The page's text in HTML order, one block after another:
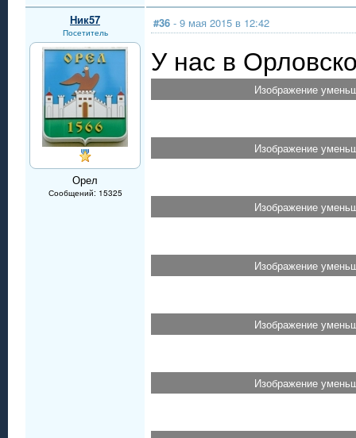
Ник57
Посетитель
Орел
Сообщений: 15325
#36 - 9 мая 2015 в 12:42
У нас в
Изображение
Изображение
Изображение
Изображение
Изображение
Изображение